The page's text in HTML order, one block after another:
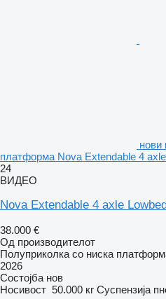
нови
платформа Nova Extendable 4
24
ВИДЕО
Nova Extendable 4 axle
38.000 €
Од производителот
Полуприколка со ниска
2026
Состојба нов
Носивост 50.000 кг Суспензија